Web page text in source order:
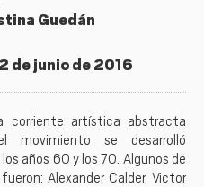
Guedán
de junio de 2016
corriente artística abstracta
se desarrolló
años 60 y los 70. Algunos de
Alexander Calder, Victor